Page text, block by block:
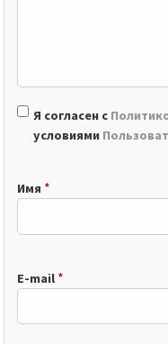
Я согласен с
условиями
Имя *
E-mail *